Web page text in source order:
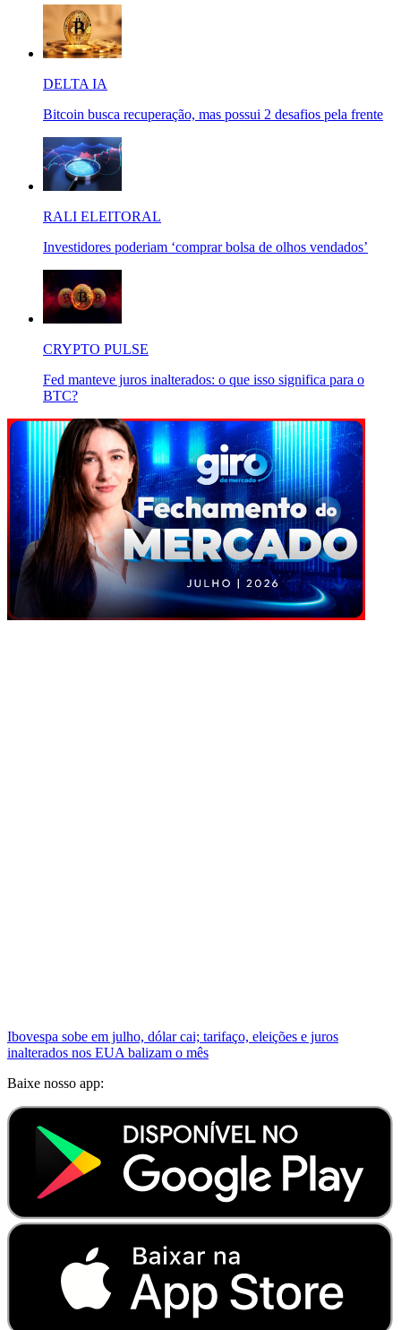
DELTA IA
Bitcoin busca recuperação, mas possui 2 desafios pela frente
RALI ELEITORAL
Investidores poderiam ‘comprar bolsa de olhos vendados’
CRYPTO PULSE
Fed manteve juros inalterados: o que isso significa para o
BTC?
Ibovespa sobe em julho, dólar cai; tarifaço, eleições e juros
inalterados nos EUA balizam o mês
Baixe nosso app: